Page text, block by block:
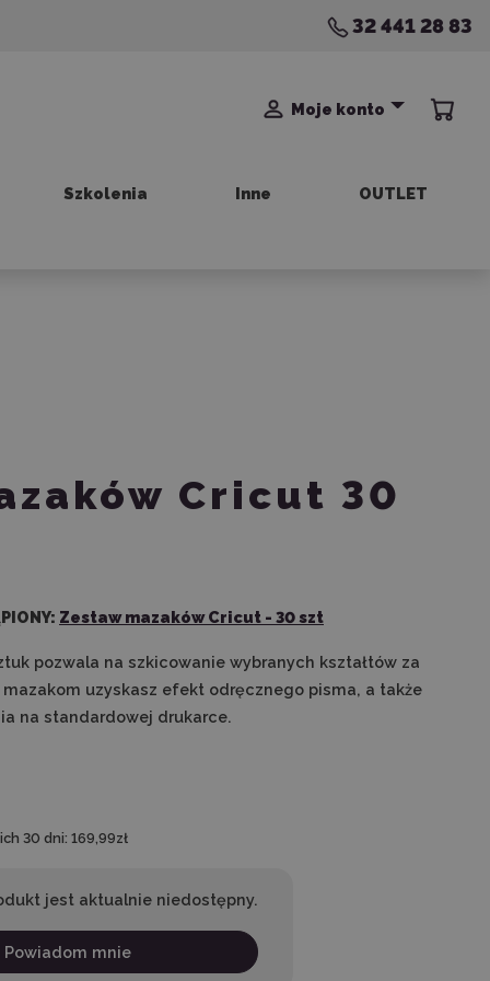
32 441 28 83
Moje konto
Szkolenia Inne OUTLET
Cricut 30
Zestaw mazaków Cricut - 30 szt
pozwala na szkicowanie wybranych kształtów za
uzyskasz efekt odręcznego pisma, a także
na standardowej drukarce.
30 dni: 169,99zł
jest aktualnie niedostępny.
Powiadom mnie